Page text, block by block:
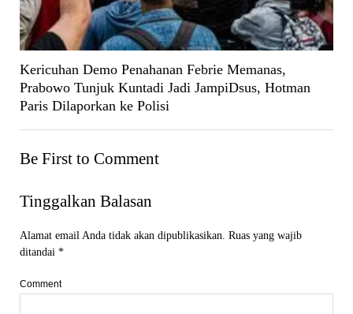
Kericuhan Demo Penahanan Febrie Memanas,
Prabowo Tunjuk Kuntadi Jadi JampiDsus, Hotman
Paris Dilaporkan ke Polisi
Be First to Comment
Tinggalkan Balasan
Alamat email Anda tidak akan dipublikasikan. Ruas yang wajib
ditandai *
Comment